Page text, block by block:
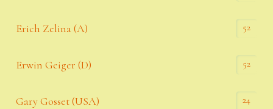
Erich Zelina (A) 52
Erwin Geiger (D) 52
Gary Gosset (USA) 24